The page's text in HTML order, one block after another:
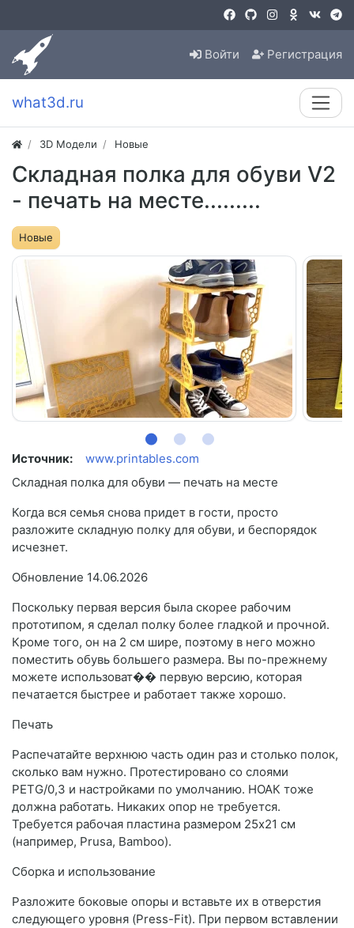
Войти Регистрация
what3d.ru
3D Модели Новые
Складная полка для обуви V2
- печать на месте.........
Новые
Источник:
www.printables.com
Складная полка для обуви — печать на месте
Когда вся семья снова придет в гости, просто
разложите складную полку для обуви, и беспорядок
исчезнет.
Обновление 14.06.2026
Поскольку первая версия была скорее рабочим
прототипом, я сделал полку более гладкой и прочной.
Кроме того, он на 2 см шире, поэтому в него можно
поместить обувь большего размера. Вы по-прежнему
можете использоват�� первую версию, которая
печатается быстрее и работает также хорошо.
Печать
Распечатайте верхнюю часть один раз и столько полок,
сколько вам нужно. Протестировано со слоями
PETG/0,3 и настройками по умолчанию. НОАК тоже
должна работать. Никаких опор не требуется.
Требуется рабочая пластина размером 25x21 см
(например, Prusa, Bamboo).
Сборка и использование
Разложите боковые опоры и вставьте их в отверстия
следующего уровня (Press-Fit). При первом вставлении